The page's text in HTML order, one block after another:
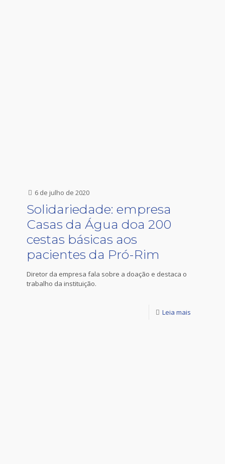
6 de julho de 2020
Solidariedade: empresa
Casas da Água doa 200
cestas básicas aos
pacientes da Pró-Rim
Diretor da empresa fala sobre a doação e destaca o
trabalho da instituição.
Leia mais